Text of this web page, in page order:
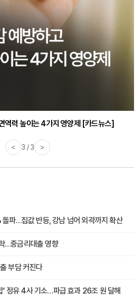
역력 높이는 4가지 영양제 [카드뉴스]
< 3 / 3 >
파…집값 반등, 강남 넘어 외곽까지 확산
…중금리대출 영향
부담 커진다
' 정유 4사 기소…파급 효과 26조 원 달해